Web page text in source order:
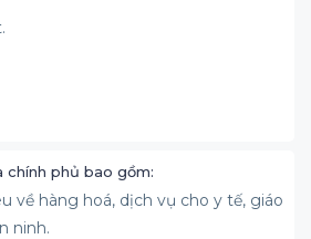
chính phủ bao gồm:
về hàng hoá, dịch vụ cho y tế, giáo
ninh.